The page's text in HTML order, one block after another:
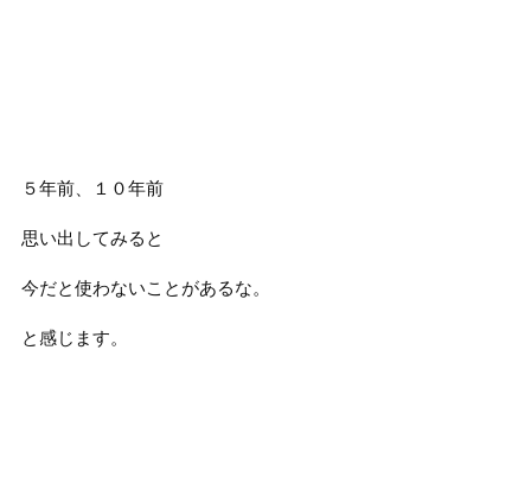
５年前、１０年前
思い出してみると
今だと使わないことがあるな。
と感じます。